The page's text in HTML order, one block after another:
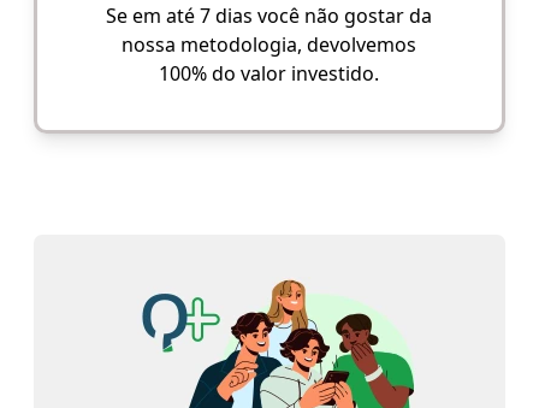
Se em até 7 dias você não gostar da
nossa metodologia, devolvemos
100% do valor investido.